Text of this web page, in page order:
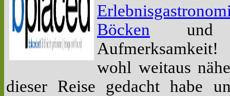
Böcken und
wohl weitaus
dieser Reise gedacht habe